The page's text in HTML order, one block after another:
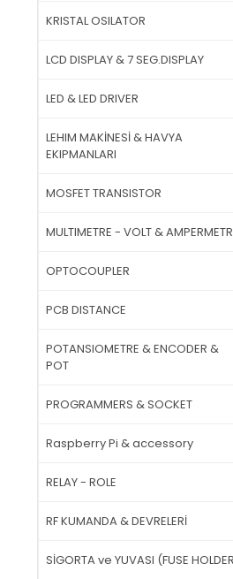
KRISTAL OSILATOR
LCD DISPLAY & 7 SEG.DISPLAY
LED & LED DRIVER
LEHIM MAKİNESİ & HAVYA
EKIPMANLARI
MOSFET TRANSISTOR
MULTIMETRE - VOLT &
OPTOCOUPLER
PCB DISTANCE
POTANSIOMETRE & ENCODER &
POT
PROGRAMMERS & SOCKET
Raspberry Pi & accessory
RELAY - ROLE
RF KUMANDA & DEVRELERİ
SİGORTA ve YUVASI (FUSE